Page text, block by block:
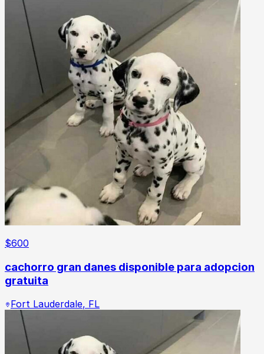
$600
cachorro gran danes disponible para adopcion
gratuita
Fort Lauderdale, FL